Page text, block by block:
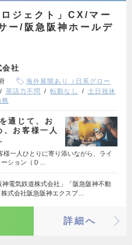
ジェクト」CX/マー
ー/阪急阪神ホールデ
会社
海外展開あり（日系グロー
英語力不問 転勤なし
土日祝休
務
通じて、お
お客様一人
様一人ひとりに寄り添いながら、ライ
ション（Ｄ…
電気鉄道株式会社」「阪急阪神不動
式会社阪急阪神エクスプ…
詳細へ